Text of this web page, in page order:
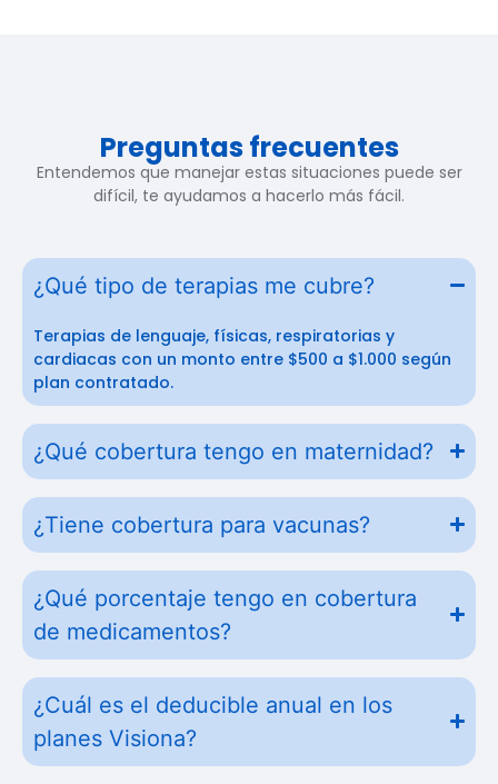
Preguntas frecuentes
Entendemos que manejar estas situaciones puede ser
difícil, te ayudamos a hacerlo más fácil.
¿Qué tipo de terapias me cubre?
Terapias de lenguaje, físicas, respiratorias y
cardiacas con un monto entre $500 a $1.000 según
plan contratado.
¿Qué cobertura tengo en maternidad?
¿Tiene cobertura para vacunas?
¿Qué porcentaje tengo en cobertura
de medicamentos?
¿Cuál es el deducible anual en los
planes Visiona?